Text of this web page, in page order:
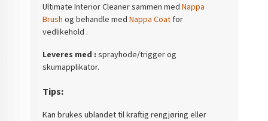
Ultimate Interior Cleaner sammen medNappa
Brush og behandle medNappa Coat for
vedlikehold .
Leveres med : sprayhode/trigger og
skumapplikator.
Tips:
Kan brukes ublandet til kraftig rengjøring eller